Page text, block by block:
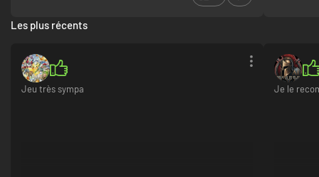
Les plus récents
Jeu très sympa Je le